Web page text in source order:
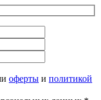
оферты и политикой